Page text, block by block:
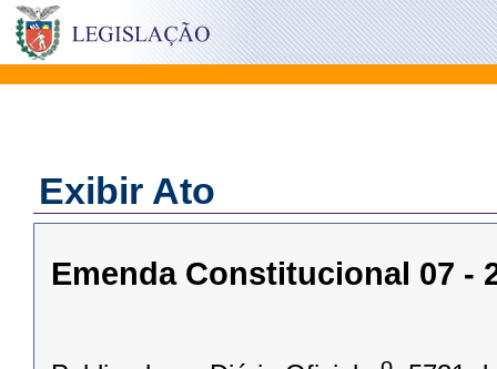
Exibir Ato
Emenda Constitucional 07 -